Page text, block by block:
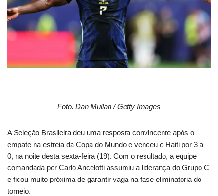
Foto: Dan Mullan / Getty Images
A Seleção Brasileira deu uma resposta convincente após o
empate na estreia da Copa do Mundo e venceu o Haiti por 3 a
0, na noite desta sexta-feira (19). Com o resultado, a equipe
comandada por Carlo Ancelotti assumiu a liderança do Grupo C
e ficou muito próxima de garantir vaga na fase eliminatória do
torneio.